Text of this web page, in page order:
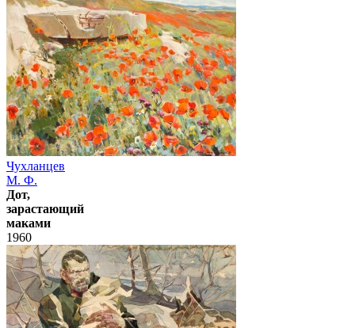
Чухланцев
М. Ф.
Дот,
зарастающий
маками
1960